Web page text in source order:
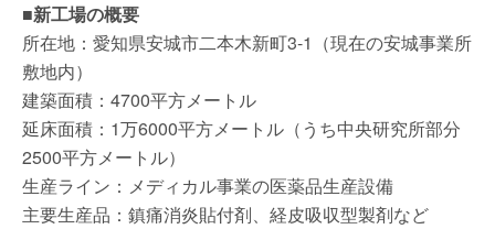
■新工場の概要
所在地：愛知県安城市二本木新町3-1（現在の安城事業所
敷地内）
建築面積：4700平方メートル
延床面積：1万6000平方メートル（うち中央研究所部分
2500平方メートル）
生産ライン：メディカル事業の医薬品生産設備
主要生産品：鎮痛消炎貼付剤、経皮吸収型製剤など